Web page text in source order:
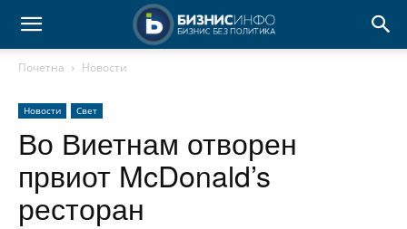
Почетна Новости
Новости Свет
Во Виетнам отворен
првиот McDonald’s
ресторан